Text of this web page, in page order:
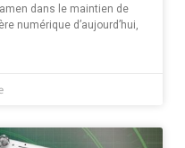
dans le maintien de
numérique d’aujourd’hui,